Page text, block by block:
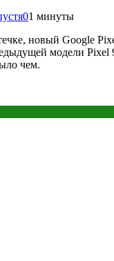
01 минуты
новый Google
модели Pixel
чем.